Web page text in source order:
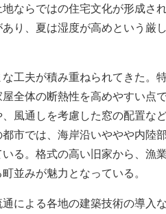
ならではの住宅文化が形成さ
り、夏は湿度が高めという厳
工夫が積み重ねられてきた。
全体の断熱性を高めやすい点
風通しを考慮した窓の配置な
市では、海岸沿いややや内陸
る。格式の高い旧家から、漁
並みが魅力となっている。
による各地の建築技術の導入